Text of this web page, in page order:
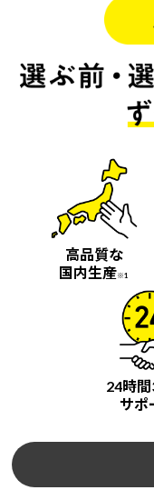
高品質な
国内生産※1
24時
サポ